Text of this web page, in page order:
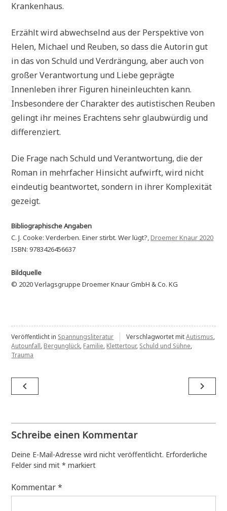
Krankenhaus.
Erzählt wird abwechselnd aus der Perspektive von
Helen, Michael und Reuben, so dass die Autorin gut
in das von Schuld und Verdrängung, aber auch von
großer Verantwortung und Liebe geprägte
Innenleben ihrer Figuren hineinleuchten kann.
Insbesondere der Charakter des autistischen Reuben
gelingt ihr meines Erachtens sehr glaubwürdig und
differenziert.
Die Frage nach Schuld und Verantwortung, die der
Roman in mehrfacher Hinsicht aufwirft, wird nicht
eindeutig beantwortet, sondern in ihrer Komplexität
gezeigt.
Bibliographische Angaben
C. J. Cooke: Verderben. Einer stirbt. Wer lügt?,Droemer Knaur 2020
ISBN: 9783426456637
Bildquelle
© 2020 Verlagsgruppe Droemer Knaur GmbH & Co. KG
Veröffentlicht in Spannungsliteratur Verschlagwortet mitAutismus,
Autounfall, Bergunglück, Familie, Klettertour, Schuld und Sühne,
Trauma
Beitragsnavigation
navigate_before navigate_next
Schreibe einen Kommentar
Deine E-Mail-Adresse wird nicht veröffentlicht. Erforderliche
Felder sind mit* markiert
Kommentar*